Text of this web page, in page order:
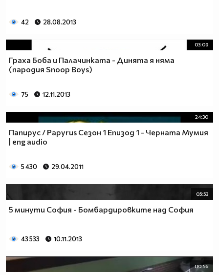
42 28.08.2013
03:09
Граха Боба и Палачинката - Динята я няма
(пародия Snoop Boys)
75 12.11.2013
24:30
Папирус / Papyrus Сезон 1 Епизод 1 - Черната Мумия
| eng audio
5 430 29.04.2011
05:53
5 минути София - Бомбардировките над София
43 533 10.11.2013
00:56